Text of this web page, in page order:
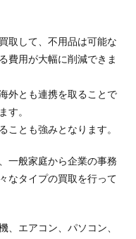
取して、不用品は可能な
費用が大幅に削減できま
外とも連携を取ることで
す。
ことも強みとなります。
一般家庭から企業の事務
なタイプの買取を行って
、エアコン、パソコン、